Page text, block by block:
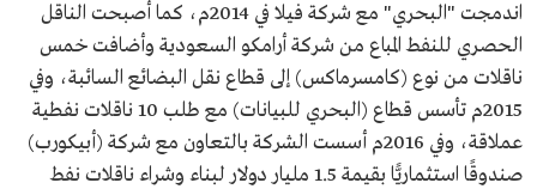
اندمجت "البحري" مع شركة فيلا في 2014م، كما أصبحت الناقل
الحصري للنفط المباع من شركة أرامكو السعودية وأضافت خمس
ناقلات من نوع (كامسرماكس) إلى قطاع نقل البضائع السائبة، وفي
2015م تأسس قطاع (البحري للبيانات) مع طلب 10 ناقلات نفطية
عملاقة، وفي 2016م أسست الشركة بالتعاون مع شركة (أبيكورب)
صندوقًا استثماريًّا بقيمة 1.5 مليار دولار لبناء وشراء ناقلات نفط